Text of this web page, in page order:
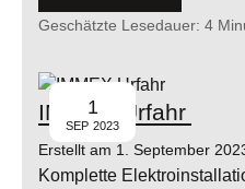
Geschätzte Lesedauer: 4
1
SEP 2023
IMMEX Urfahr
Erstellt am 1. September
Komplette